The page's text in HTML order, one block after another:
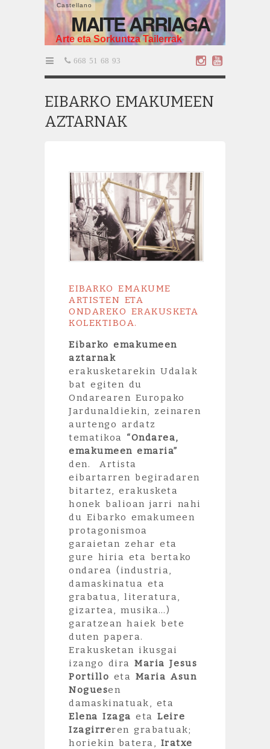
Castellano
MAITE ARRIAGA
Arte eta Sorkuntza Tailerrak
668 51 68 93
EIBARKO EMAKUMEEN
AZTARNAK
EIBARKO EMAKUME
ARTISTEN ETA
ONDAREKO ERAKUSKETA
KOLEKTIBOA.
Eibarko emakumeen
aztarnak
erakusketarekin Udalak
bat egiten du
Ondarearen Europako
Jardunaldiekin, zeinaren
aurtengo ardatz
tematikoa “Ondarea,
emakumeen emaria”
den. Artista
eibartarren begiradaren
bitartez, erakusketa
honek balioan jarri nahi
du Eibarko emakumeen
protagonismoa
garaietan zehar eta
gure hiria eta bertako
ondarea (industria,
damaskinatua eta
grabatua, literatura,
gizartea, musika…)
garatzean haiek bete
duten papera.
Erakusketan ikusgai
izango diraMaria Jesus
Portillo eta Maria Asun
Noguesen
damaskinatuak, eta
Elena IzagaetaLeire
Izagirreren grabatuak;
horiekin batera, Iratxe